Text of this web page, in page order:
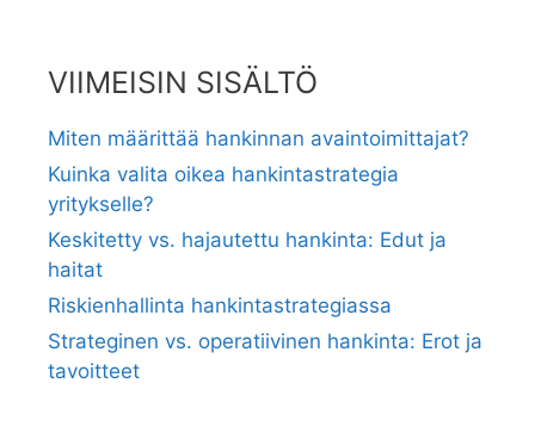
VIIMEISIN SISÄLTÖ
Miten määrittää hankinnan avaintoimittajat?
Kuinka valita oikea hankintastrategia
yritykselle?
Keskitetty vs. hajautettu hankinta: Edut ja
haitat
Riskienhallinta hankintastrategiassa
Strateginen vs. operatiivinen hankinta: Erot ja
tavoitteet